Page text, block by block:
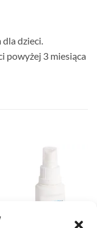
dzieci.
powyżej 3 miesiąca